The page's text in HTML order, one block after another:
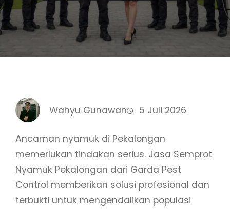
Wahyu Gunawan 5 Juli 2026
Ancaman nyamuk di Pekalongan
memerlukan tindakan serius. Jasa Semprot
Nyamuk Pekalongan dari Garda Pest
Control memberikan solusi profesional dan
terbukti untuk mengendalikan populasi